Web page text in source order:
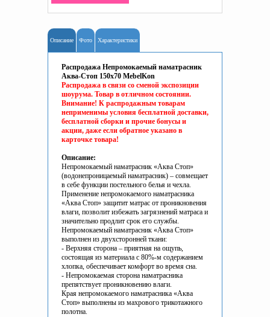
Описание Фото Характеристики
Распродажа Непромокаемый наматрасник
Аква-Стоп 150x70 MebelKon
Распродажа в связи со сменой экспозиции
шоурума. Товар в отличном состоянии.
Внимание! К распродажным товарам
неприменимы условия бесплатной доставки,
бесплатной сборки и прочие бонусы и
акции, даже если обратное указано в
карточке товара!
Описание:
Непромокаемый наматрасник «Аква Стоп»
(водонепроницаемый наматрасник) – совмещает
в себе функции постельного белья и чехла.
Применение непромокаемого наматрасника
«Аква Стоп» защитит матрас от проникновения
влаги, позволит избежать загрязнений матраса и
значительно продлит срок его службы.
Непромокаемый наматрасник «Аква Стоп»
выполнен из двухсторонней ткани:
- Верхняя сторона – приятная на ощупь,
состоящая из материала с 80%-м содержанием
хлопка, обеспечивает комфорт во время сна.
- Непромокаемая сторона наматрасника
препятствует проникновению влаги.
Края непромокаемого наматрасника «Аква
Стоп» выполнены из махрового трикотажного
полотна.